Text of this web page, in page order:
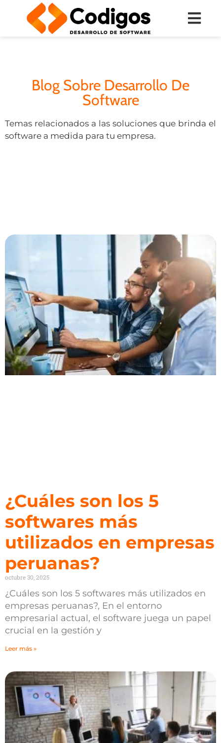
Blog Sobre Desarrollo De
Software
Temas relacionados a las soluciones que brinda el
software a medida para tu empresa.
¿Cuáles son los 5
softwares más
utilizados en empresas
peruanas?
octubre 30, 2025
¿Cuáles son los 5 softwares más utilizados en
empresas peruanas?, En el entorno
empresarial actual, el software juega un papel
crucial en la gestión y
Leer más »